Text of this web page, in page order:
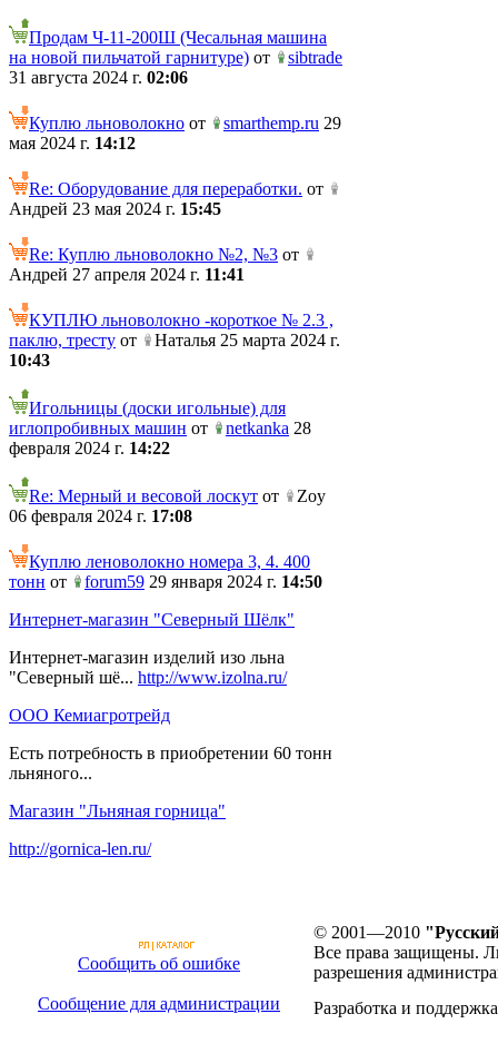
Продам Ч-11-200Ш (Чесальная машина
на новой пильчатой гарнитуре) от
sibtrade
31 августа 2024 г. 02:06
Куплю льноволокно от smarthemp.ru 29
мая 2024 г. 14:12
Re: Оборудование для переработки. от
Андрей 23 мая 2024 г. 15:45
Re: Куплю льноволокно №2, №3 от
Андрей 27 апреля 2024 г. 11:41
КУПЛЮ льноволокно -короткое № 2.3 ,
паклю, тресту от
Наталья 25 марта 2024 г.
10:43
Игольницы (доски игольные) для
иглопробивных машин от netkanka 28
февраля 2024 г. 14:22
Re: Мерный и весовой лоскут от
Zoy
06 февраля 2024 г. 17:08
Куплю леноволокно номера 3, 4. 400
тонн от forum59 29 января 2024 г. 14:50
Интернет-магазин "Северный Шёлк"
Интернет-магазин изделий изо льна
"Северный шё... http://www.izolna.ru/
ООО Кемиагротрейд
Есть потребность в приобретении 60 тонн
льняного...
Магазин "Льняная горница"
http://gornica-len.ru/
Сообщить об ошибке
Сообщение для администрации
© 2001—2010
Все права защищены.
разрешения
Разработка и